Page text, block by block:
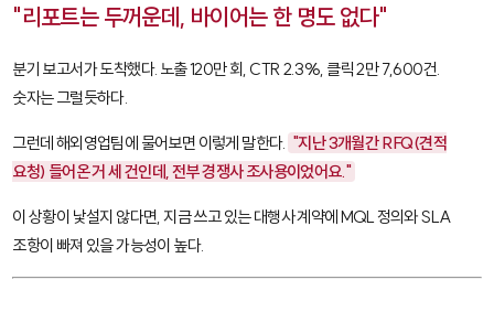
"리포트는 두꺼운데, 바이어는 한 명도 없다"
분기 보고서가 도착했다. 노출 120만 회, CTR 2.3%, 클릭 2만 7,600건.
숫자는 그럴듯하다.
그런데 해외영업팀에 물어보면 이렇게 말한다. "지난 3개월간 RFQ(견적
요청) 들어온 거 세 건인데, 전부 경쟁사 조사용이었어요."
이 상황이 낯설지 않다면, 지금 쓰고 있는 대행사 계약에 MQL 정의와 SLA
조항이 빠져 있을 가능성이 높다.